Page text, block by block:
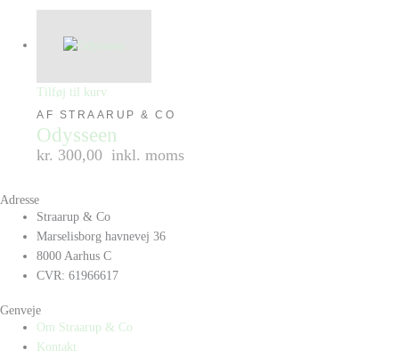
Tilføj til kurv
AF STRAARUP & CO
Odysseen
kr. 300,00 inkl. moms
Adresse
Straarup & Co
Marselisborg havnevej 36
8000 Aarhus C
CVR: 61966617
Genveje
Om Straarup & Co
Kontakt